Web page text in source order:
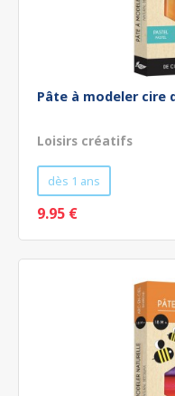
Pâte à modeler cire
Loisirs créatifs
dès 1 ans
9.95 €